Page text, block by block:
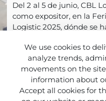
Del 2 al 5 de junio, CBL
como expositor, en la
Logistic 2025, dónde se
países , por lo que se
encuentro
en logística, movilidad,
Nuestra valoración final,
We use cookies to
analyze trends,
movements on the
information about
Accept all cookies for